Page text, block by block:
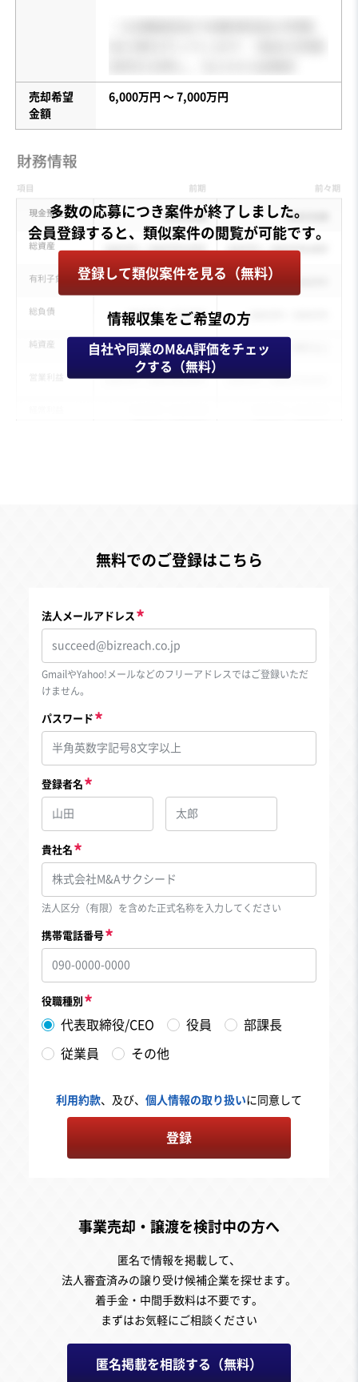
売却希望
金額
6,000万円 〜 7,000万円
多数の応募につき案件が終了しました。
登録して類似案件を見る（無料）
情報収集をご希望の方
自社や同業のM&A評価をチェッ
クする（無料）
無料でのご登録はこちら
法人メールアドレス
GmailやYahoo!メールなどのフリーアドレスではご登録いただ
けません。
パスワード
登録者名
貴社名
法人区分（有限）を含めた正式名称を入力してください
携帯電話番号
役職種別
代表取締役/CEO 役員 部課長
従業員 その他
利用約款、及び、 個人情報の取り扱いに同意して
登録
事業売却・譲渡を検討中の方へ
匿名で情報を掲載して、
法人審査済みの譲り受け候補企業を探せます。
着手金・中間手数料は不要です。
まずはお気軽にご相談ください
匿名掲載を相談する（無料）